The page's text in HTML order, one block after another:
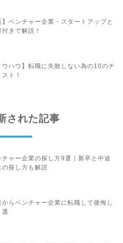
】ベンチャー企業・スタートアップと
きで解説！
ウハウ】転職に失敗しない為の10のチ
ト！
された記事
チャー企業の探し方9選｜新卒と中途
の探し方も解説
からベンチャー企業に転職して後悔し
選